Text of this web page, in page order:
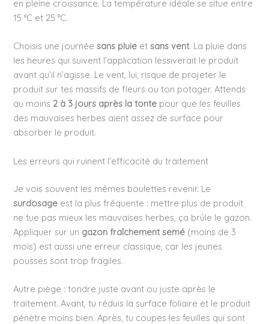
en pleine croissance. La température idéale se situe entre
15 °C et 25 °C.
Choisis une journéesans pluie etsans vent. La pluie dans
les heures qui suivent l’application lessiverait le produit
avant qu’il n’agisse. Le vent, lui, risque de projeter le
produit sur tes massifs de fleurs ou ton potager. Attends
au moins 2 à 3 jours après la tonte pour que les feuilles
des mauvaises herbes aient assez de surface pour
absorber le produit.
Les erreurs qui ruinent l’efficacité du traitement
Je vois souvent les mêmes boulettes revenir. Le
surdosage est la plus fréquente : mettre plus de produit
ne tue pas mieux les mauvaises herbes, ça brûle le gazon.
Appliquer sur un gazon fraîchement semé (moins de 3
mois) est aussi une erreur classique, car les jeunes
pousses sont trop fragiles.
Autre piège : tondre juste avant ou juste après le
traitement. Avant, tu réduis la surface foliaire et le produit
pénètre moins bien. Après, tu coupes les feuilles qui sont